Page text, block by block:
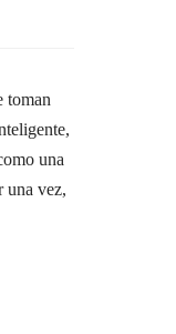
toman
una
una vez,